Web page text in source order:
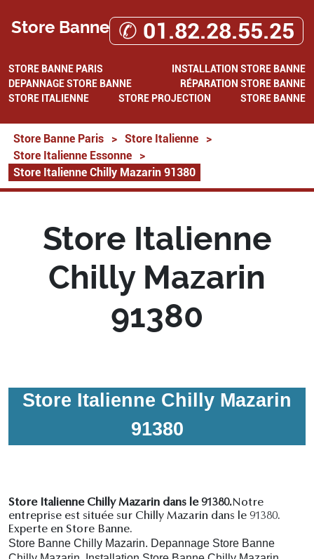
Store Banne ✆ 01.82.28.55.25
STORE BANNE PARIS
INSTALLATION STORE BANNE
DEPANNAGE STORE BANNE
RÉPARATION STORE BANNE
STORE ITALIENNE
STORE PROJECTION STORE BANNE
Store Banne Paris > Store Italienne
>
Store Italienne Essonne
>
Store Italienne Chilly Mazarin 91380
Store Italienne
Chilly Mazarin
91380
Store Italienne Chilly Mazarin
91380
Store Italienne Chilly Mazarin dans le 91380.Notre
entreprise est située sur Chilly Mazarin dans le 91380.
Experte en Store Banne.
Store Banne Chilly Mazarin. Depannage Store Banne